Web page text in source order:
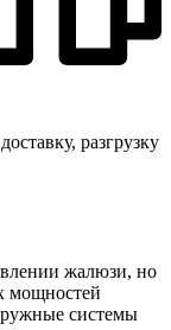
разгрузку
жалюзи, но
мощностей
системы